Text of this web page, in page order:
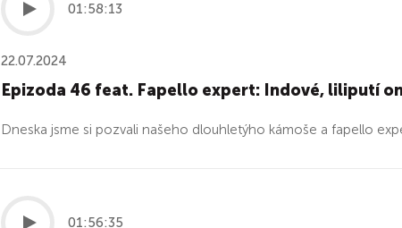
01:58:13
22.07.2024
Epizoda 46 feat. Fapello expert: Indové, liliputí
Dneska jsme si pozvali našeho dlouhletýho kámoše a fapello
01:56:35